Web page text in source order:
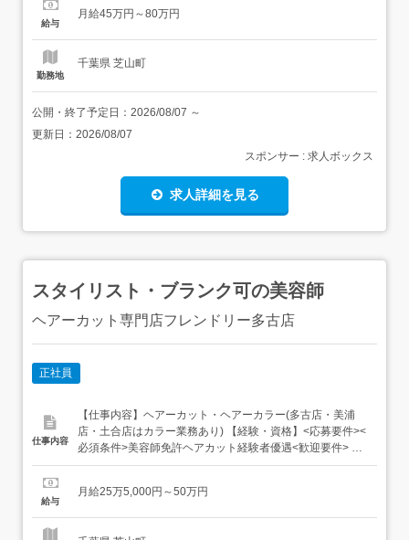
一番に考えて働く環境を整えています。ー 次で転職は最後
給与
月給45万円～80万円
勤務地
千葉県 芝山町
公開・終了予定日： 2026/08/07 ～
更新日： 2026/08/07
スポンサー : 求人ボックス
求人詳細を見る
スタイリスト・ブランク可の美容師
ヘアーカット専門店フレンドリー多古店
正社員
仕事内容
【仕事内容】ヘアーカット・ヘアーカラー(多古店・美浦
店・土合店はカラー業務あり) 【経験・資格】<応募要件><
必須条件>美容師免許ヘアカット経験者優遇<歓迎要件> 技
術やサービス内容について常に良いものを提供したいと思
ある方。そして何より「カットが好き」な方のご応募をお
給与
月給25万5,000円～50万円